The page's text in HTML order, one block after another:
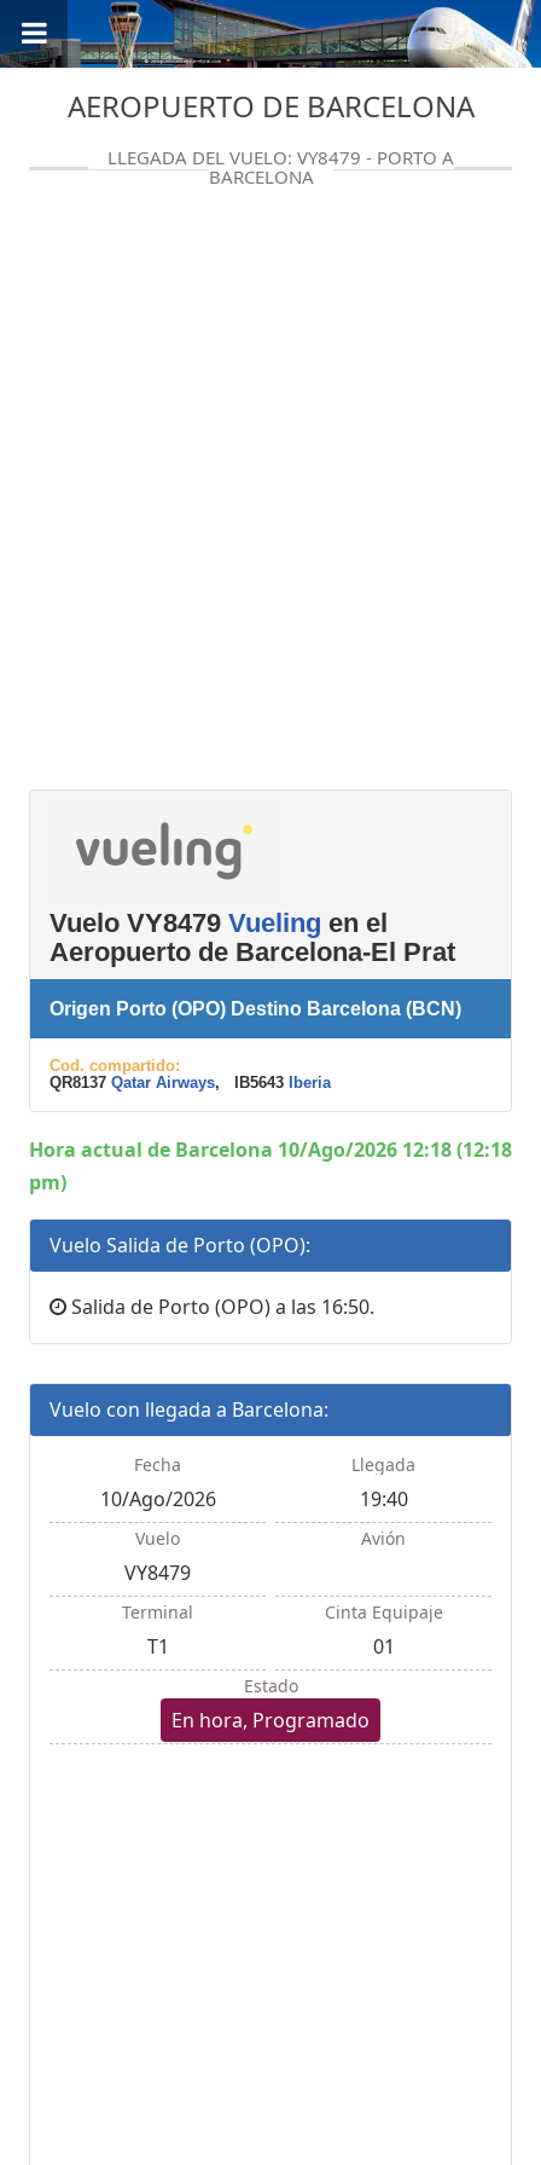
AEROPUERTO DE BARCELONA
LLEGADA DEL VUELO: VY8479 - PORTO A
BARCELONA
Vuelo VY8479 Vueling en el
Aeropuerto de Barcelona-El Prat
Origen Porto (OPO) Destino Barcelona (BCN)
Cod. compartido:
QR8137 Qatar Airways, IB5643 Iberia
Hora actual de Barcelona 10/Ago/2026 12:18 (12:18
pm)
Vuelo Salida de Porto (OPO):
Salida de Porto (OPO) a las 16:50.
Vuelo con llegada a Barcelona:
Fecha
10/Ago/2026
Llegada
19:40
Vuelo
VY8479
Avión
Terminal
T1
Cinta Equipaje
01
Estado
En hora, Programado